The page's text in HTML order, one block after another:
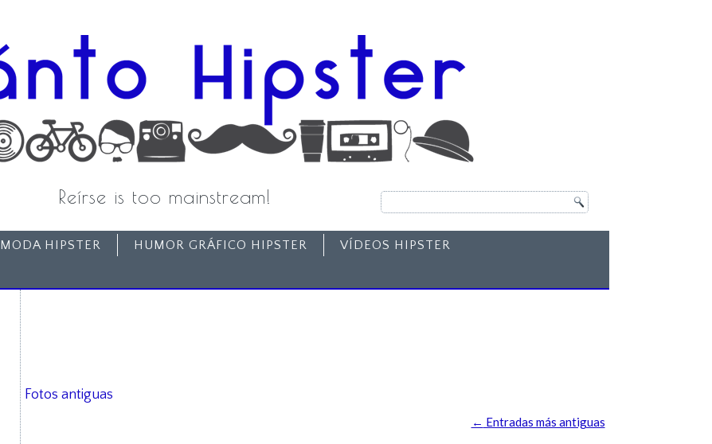
Reírse is too mainstream!
MODA HIPSTER HUMOR GRÁFICO HIPSTER
VÍDEOS HIPSTER
Fotos antiguas
← Entradas más antiguas